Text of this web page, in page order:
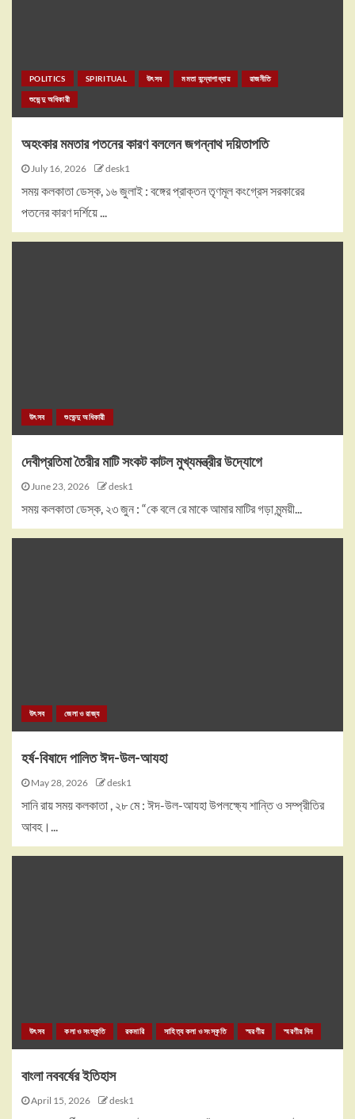
POLITICS SPIRITUAL উৎসব মমতা বন্দ্যোপাধ্যায় রাজনীতি
শুভেন্দু অধিকারী
অহংকার মমতার পতনের কারণ বললেন জগন্নাথ দয়িতাপতি
July 16, 2026 desk1
সময় কলকাতা ডেস্ক, ১৬ জুলাই : বঙ্গের প্রাক্তন তৃণমূল কংগ্রেস সরকারের
পতনের কারণ দর্শিয়ে ...
উৎসব শুভেন্দু অধিকারী
দেবীপ্রতিমা তৈরীর মাটি সংকট কাটল মুখ্যমন্ত্রীর উদ্যোগে
June 23, 2026 desk1
সময় কলকাতা ডেস্ক, ২৩ জুন : “কে বলে রে মাকে আমার মাটির গড়া মৃন্ময়ী...
উৎসব জেলা ও রাজ্য
হর্ষ-বিষাদে পালিত ঈদ-উল-আযহা
May 28, 2026 desk1
সানি রায় সময় কলকাতা , ২৮ মে : ঈদ-উল-আযহা উপলক্ষ্যে শান্তি ও সম্প্রীতির
আবহ।...
উৎসব কলা ও সংস্কৃতি রকমারি সাহিত্য কলা ও সংস্কৃতি স্মরণীয় স্মরণীয় দিন
বাংলা নববর্ষের ইতিহাস
April 15, 2026 desk1